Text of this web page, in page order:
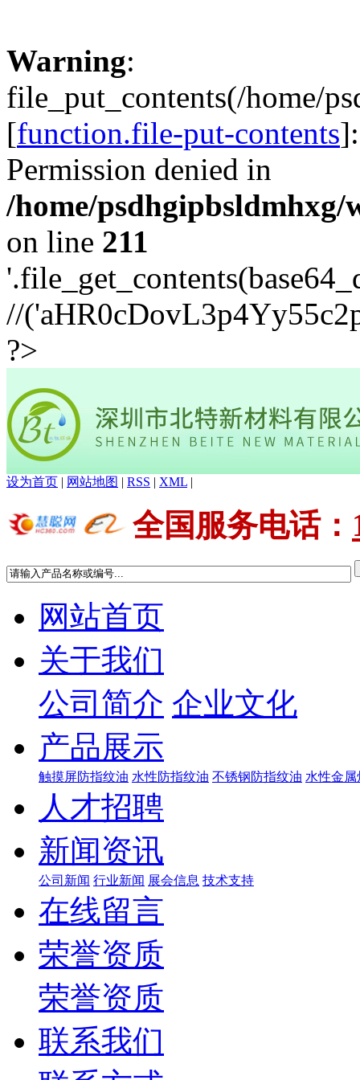
Warning:
file_put_contents(/home/
[function.file-put-contents
Permission denied in
/home/psdhgipbsldmhxg/
on line 211
//
?>
设为首页 | 网站地图 | RSS | XML |
全国服务电话：
网站首页
关于我们
公司简介 企业文化
产品展示
触摸屏防指纹油 水性防指纹油 不锈钢防指纹油 水性金属
人才招聘
新闻资讯
公司新闻 行业新闻 展会信息 技术支持
在线留言
荣誉资质
荣誉资质
联系我们